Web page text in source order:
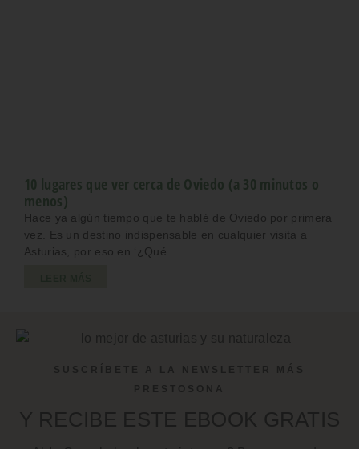
10 lugares que ver cerca de Oviedo (a 30 minutos o
menos)
Hace ya algún tiempo que te hablé de Oviedo por primera
vez. Es un destino indispensable en cualquier visita a
Asturias, por eso en ‘¿Qué